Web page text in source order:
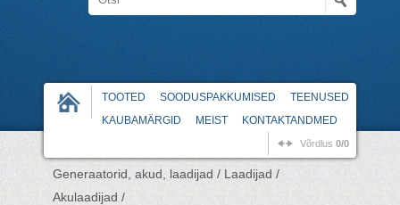
TOOTED SOODUSPAKKUMISED
TEENUSED
KAUBAMÄRGID
MEIST KONTAKTANDMED
Võrdlus 0/0
Generaatorid, akud, laadijad / Laadijad /
Akulaadijad /